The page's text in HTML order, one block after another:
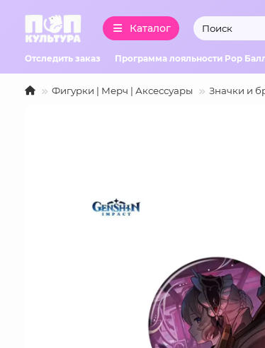
Каталог
Отследить заказ Программа лояльности Pop
Фигурки | Мерч | Аксессуары Значки и